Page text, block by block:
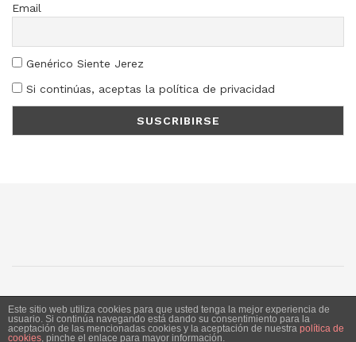
Email
Genérico Siente Jerez
Si continúas, aceptas la política de privacidad
Siente Jerez 2020. Publicación bajo licencia CC
Este sitio web utiliza cookies para que usted tenga la mejor experiencia de
usuario. Si continúa navegando está dando su consentimiento para la
aceptación de las mencionadas cookies y la aceptación de nuestra política de
cookies, pinche el enlace para mayor información.